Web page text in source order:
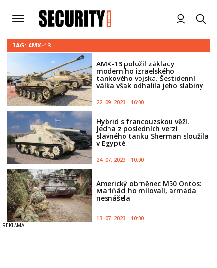
TAG: AMX-13
AMX-13 položil základy
moderního izraelského
tankového vojska. Šestidenní
válka však odhalila jeho slabiny
22. 09. 2023 16:00
Hybrid s francouzskou věží.
Jedna z posledních verzí
slavného tanku Sherman sloužila
v Egyptě
24. 07. 2023 10:00
Americký obrněnec M50 Ontos:
Mariňáci ho milovali, armáda
nesnášela
13. 07. 2023 10:00